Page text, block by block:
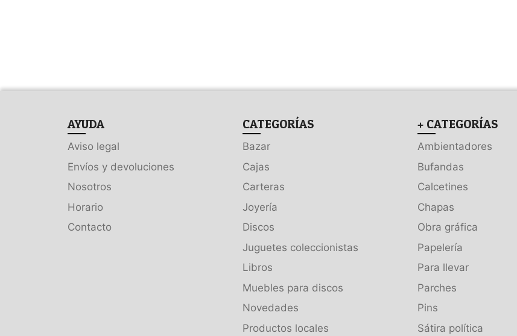
AYUDA
Aviso legal
Envíos y devoluciones
Nosotros
Horario
Contacto
CATEGORÍAS
Bazar
Cajas
Carteras
Joyería
Discos
Juguetes coleccionistas
Libros
Muebles para discos
Novedades
Productos locales
+ CATEGORÍAS
Ambientadores
Bufandas
Calcetines
Chapas
Obra gráfica
Papelería
Para llevar
Parches
Pins
Sátira política